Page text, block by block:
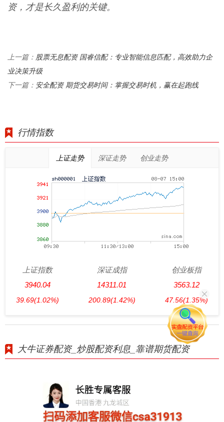
资，才是长久盈利的关键。
上一篇： 股票无息配资 国睿信配：专业智能信息匹配，高效助力企
业决策升级
下一篇： 安全配资 期货交易时间：掌握交易时机，赢在起跑线
行情指数
上证走势 深证走势 创业走势
上证指数
3940.04
39.69(1.02%)
深证成指
14311.01
200.89(1.42%)
创业板指
3563.12
47.56(1.35%)
大牛证券配资_炒股配资利息_靠谱期货配资